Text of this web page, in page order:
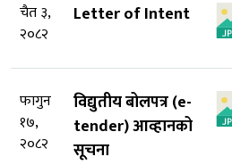
चैत ३,
२०८२
Letter of Intent
फागुन
१७,
२०८२
विद्युतीय बोलपत्र (e-
tender) आव्हानको
सूचना